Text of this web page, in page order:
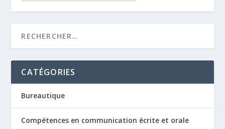
CATÉGORIES
Bureautique
Compétences en communication écrite et orale